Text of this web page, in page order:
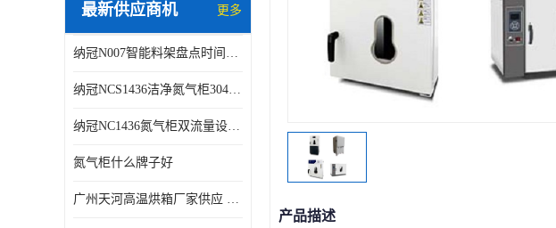
最新供应商机 更多
纳冠N007智能料架盘点时间可从2天减少到约2个小时
纳冠NCS1436洁净氮气柜304不锈钢洁净车间用
纳冠NC1436氮气柜双流量设计节约氮气
氮气柜什么牌子好
广州天河高温烘箱厂家供应 智能高温烘箱非标定制价格
产品描述